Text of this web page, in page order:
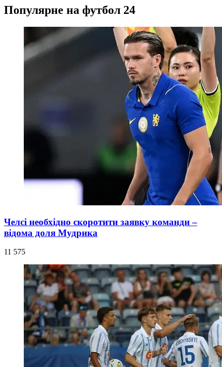
Популярне на футбол 24
Челсі необхідно скоротити заявку команди –
відома доля Мудрика
11 575